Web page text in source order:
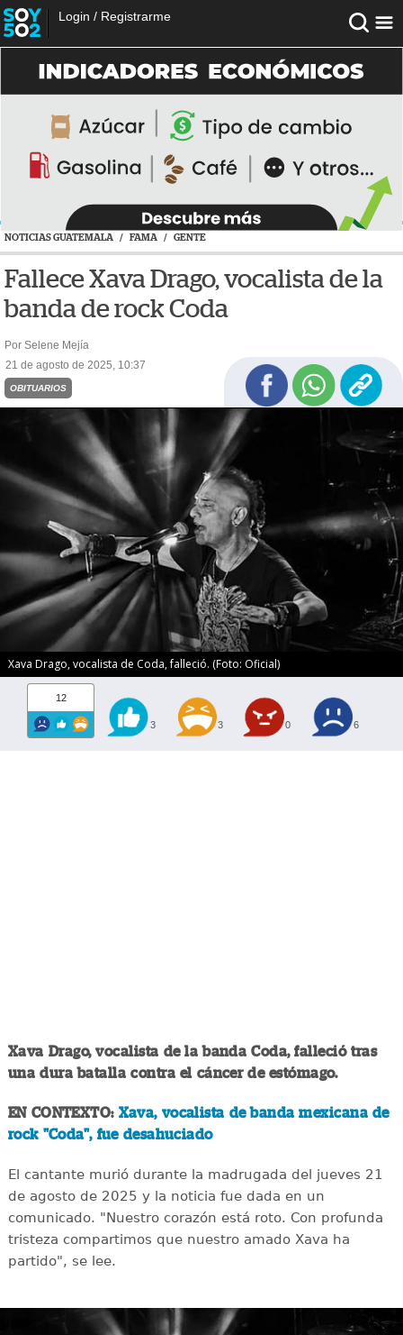
Login / Registrarme
NOTICIAS GUATEMALA / FAMA / GENTE
Fallece Xava Drago, vocalista de la
banda de rock Coda
Por Selene Mejía
21 de agosto de 2025, 10:37
OBITUARIOS
Xava Drago, vocalista de Coda, falleció. (Foto: Oficial)
12
3 3 0 6
Xava Drago, vocalista de la banda Coda, falleció tras
una dura batalla contra el cáncer de estómago.
EN CONTEXTO:Xava, vocalista de banda mexicana de
rock "Coda", fue desahuciado
El cantante murió durante la madrugada del jueves 21
de agosto de 2025 y la noticia fue dada en un
comunicado. "Nuestro corazón está roto. Con profunda
tristeza compartimos que nuestro amado Xava ha
partido", se lee.